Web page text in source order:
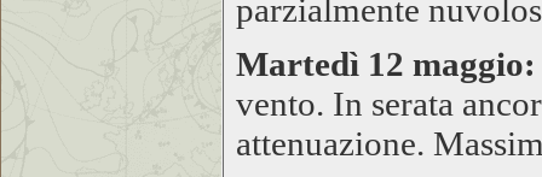
parzialmente
Martedì 12 maggio:
vento. In serata
attenuazione.